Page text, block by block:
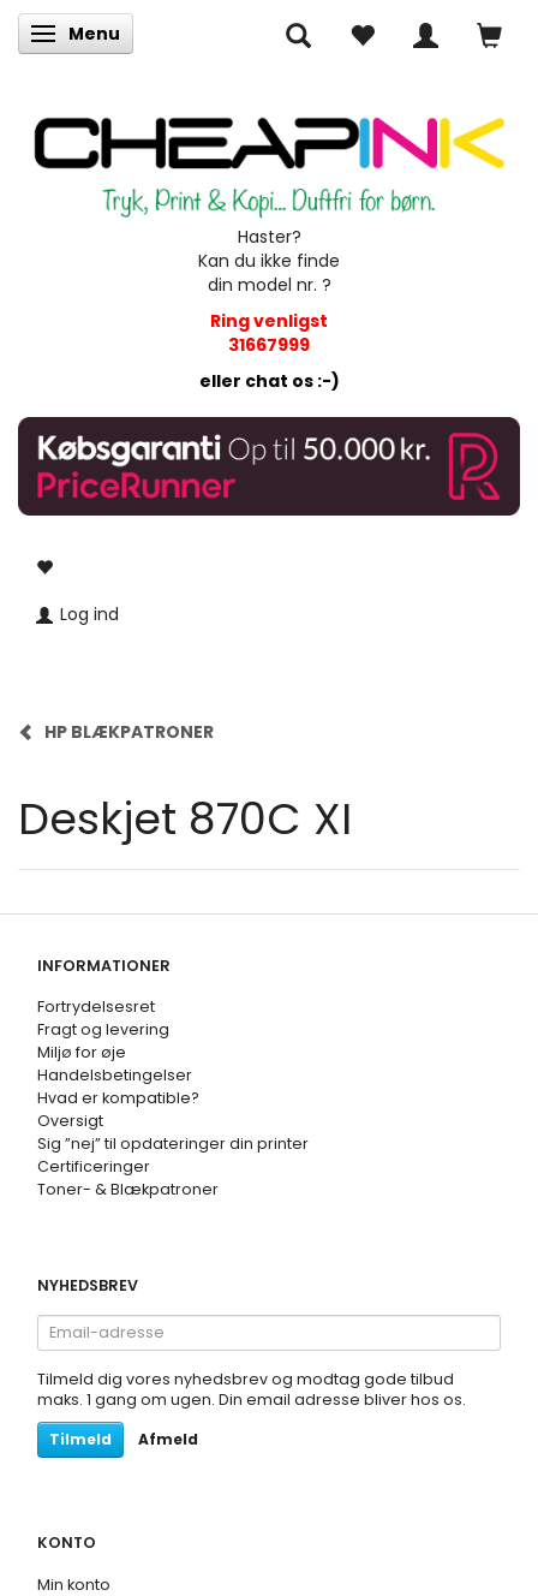
Skifte navigation
Menu
Haster?
Kan du ikke finde
din model nr. ?
Ring venligst
31667999
eller chat os :-)
Log ind
HP BLÆKPATRONER
Deskjet 870C XI
INFORMATIONER
Fortrydelsesret
Fragt og levering
Miljø for øje
Handelsbetingelser
Hvad er kompatible?
Oversigt
Sig ”nej” til opdateringer din printer
Certificeringer
Toner- & Blækpatroner
NYHEDSBREV
Email-
adresse
Tilmeld dig vores nyhedsbrev og modtag gode tilbud
maks. 1 gang om ugen. Din email adresse bliver hos os.
Tilmeld
Afmeld
KONTO
Min konto